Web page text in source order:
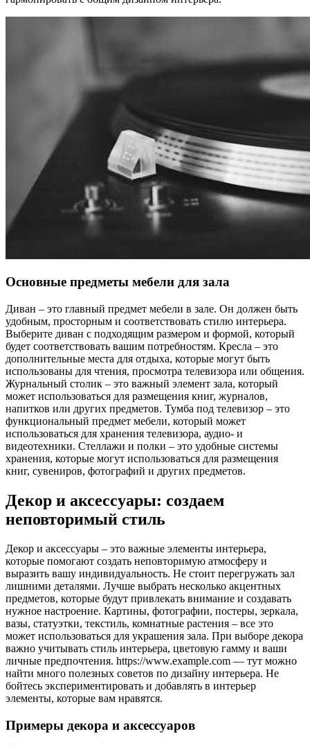
Основные предметы мебели для зала
Диван – это главный предмет мебели в зале. Он должен быть
удобным, просторным и соответствовать стилю интерьера.
Выберите диван с подходящим размером и формой, который
будет соответствовать вашим потребностям. Кресла – это
дополнительные места для отдыха, которые могут быть
использованы для чтения, просмотра телевизора или общения.
Журнальный столик – это важный элемент зала, который
может использоваться для размещения книг, журналов,
напитков или других предметов. Тумба под телевизор – это
функциональный предмет мебели, который может
использоваться для хранения телевизора, аудио- и
видеотехники. Стеллажи и полки – это удобные системы
хранения, которые могут использоваться для размещения
книг, сувениров, фотографий и других предметов.
Декор и аксессуары: создаем
неповторимый стиль
Декор и аксессуары – это важные элементы интерьера,
которые помогают создать неповторимую атмосферу и
выразить вашу индивидуальность. Не стоит перегружать зал
лишними деталями. Лучше выбрать несколько акцентных
предметов, которые будут привлекать внимание и создавать
нужное настроение. Картины, фотографии, постеры, зеркала,
вазы, статуэтки, текстиль, комнатные растения – все это
может использоваться для украшения зала. При выборе декора
важно учитывать стиль интерьера, цветовую гамму и ваши
личные предпочтения. https://www.example.com — тут можно
найти много полезных советов по дизайну интерьера. Не
бойтесь экспериментировать и добавлять в интерьер
элементы, которые вам нравятся.
Примеры декора и аксессуаров